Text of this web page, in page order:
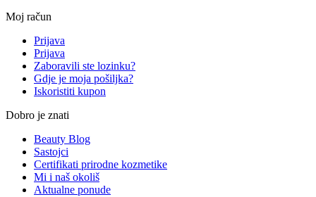
Moj račun
Prijava
Prijava
Zaboravili ste lozinku?
Gdje je moja pošiljka?
Iskoristiti kupon
Dobro je znati
Beauty Blog
Sastojci
Certifikati prirodne kozmetike
Mi i naš okoliš
Aktualne ponude